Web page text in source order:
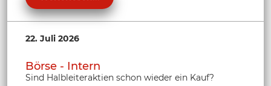
22. Juli 2026
Börse - Intern
Sind Halbleiteraktien schon wieder ein Kauf?